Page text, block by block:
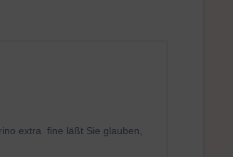
extra fine läßt Sie glauben,